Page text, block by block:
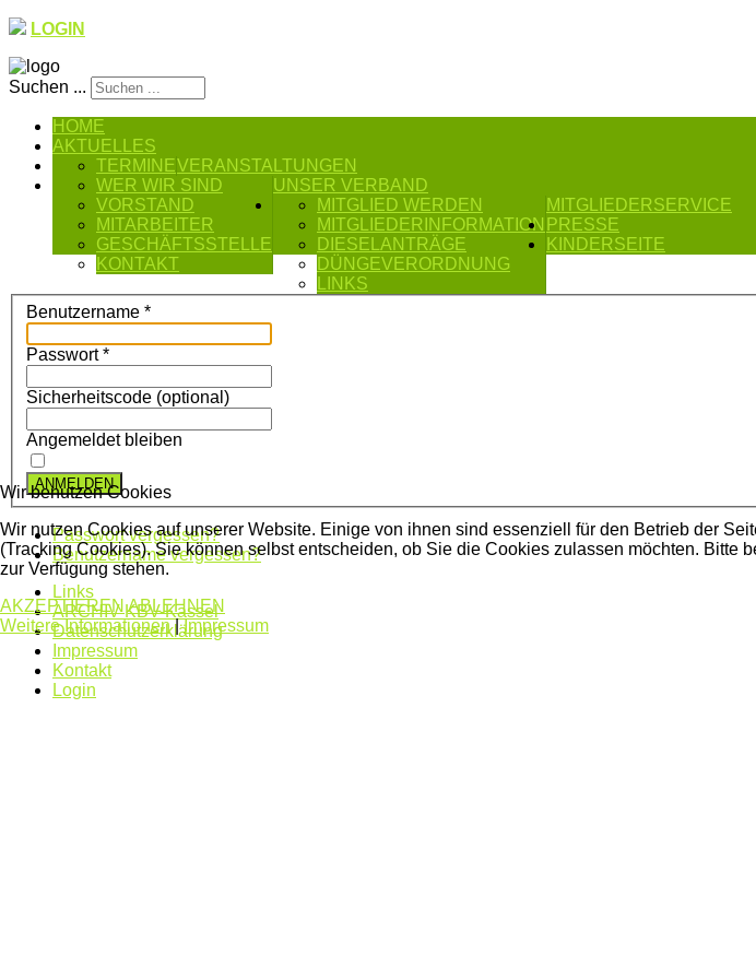
LOGIN
Suchen ...
HOME
AKTUELLES
VERANSTALTUNGEN
TERMINE
UNSER VERBAND
WER WIR SIND
VORSTAND
MITARBEITER
GESCHÄFTSSTELLE
KONTAKT
MITGLIEDERSERVICE
MITGLIED WERDEN
MITGLIEDERINFORMATION
DIESELANTRÄGE
DÜNGEVERORDNUNG
LINKS
PRESSE
KINDERSEITE
Benutzername *
Passwort*
Sicherheitscode (optional)
Angemeldet bleiben
ANMELDEN
Passwort vergessen?
Benutzername vergessen?
Links
ARCHIV KBV-Kassel
Datenschutzerklärung
Impressum
Kontakt
Login
Wir benutzen Cookies
Wir nutzen Cookies auf unserer Website. Einige von ihnen sind essenziell für den Betrieb der
(Tracking Cookies). Sie können selbst entscheiden, ob Sie die Cookies zulassen möchten.
zur Verfügung stehen.
AKZEPTIEREN ABLEHNEN
Weitere Informationen|Impressum